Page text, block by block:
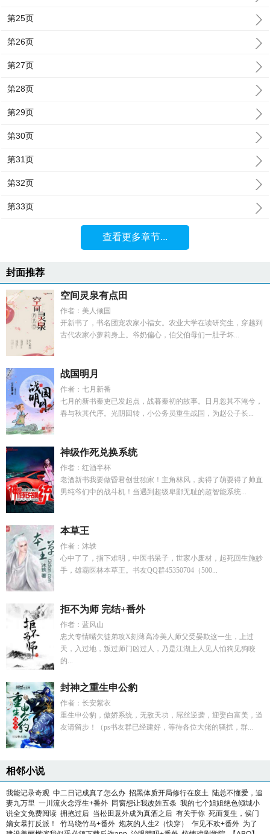
第25页
第26页
第27页
第28页
第29页
第30页
第31页
第32页
第33页
查看更多章节...
封面推荐
空间灵泉有点田
作者：美人倾国
开新书了，书名团宠农家小福女。农业大学在读研究生，穿越到
古代农家小萝莉身上。爷奶偏心，伯父伯母们一肚子坏...
战国明月
作者：七月新番
七月的新书秦吏已发起点，战暮秦初的故事。日月忽其不淹兮，
春与秋其代序。光阴回转，小公务员重生战国，为赵公子长...
神级作死兑换系统
作者：红酒半杯
老酒新书我要做昏君创世独家！主角林风，卖得了萌耍得了帅直
男纯爷们中的战斗机！当遇到超级卑鄙无耻的超智能系统...
本草王
作者：沐轶
心中了了，指下难明，中医书呆子，世家小废材，起死回生施妙
手，雄霸医林本草王。书友QQ群45350704（500...
拒不为师 完结+番外
作者：蓝风山
忠犬专情嘴欠徒弟攻X刻薄高冷美人师父受晏欺这一生，上过
天，入过地，叛过师门凶过人，乃是江湖上人见人怕狗见狗咬
的...
封神之重生申公豹
作者：长安紫衣
重生申公豹，傲娇系统，无敌天功，屌丝逆袭，迎娶白富美，道
友请留步！（ps书友群已经建好，等待各位大佬的骚扰，群...
相邻小说
我能记录奇观 中二日记成真了怎么办 招黑体质开局修行在废土 陆总不懂爱，追
妻九万里 一川流火念浮生+番外 同窗想让我改姓五条 我的七个姐姐绝色倾城小
说全文免费阅读 拥抱过后 当松田意外成为真酒之后 有关于你 死而复生，侯门
嫡女暴打反派！
竹马绕竹马+番外 炮灰的人生2（快穿） 乍见不欢+番外 为了